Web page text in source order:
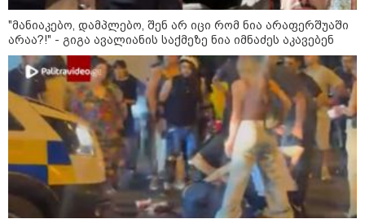
14:08 / 05-08-2026
ლაიფციგის აეროპორტში უკრაინულ
თვითმფრინავთან ახლოს ასაფეთქებელი
"მანიაკებო, დამპლებო, შენ არ იცი რომ ნია არაფერშუაში
არაა?!" - გიგა ავალიანის საქმეზე ნია იმნაძეს აკავებენ